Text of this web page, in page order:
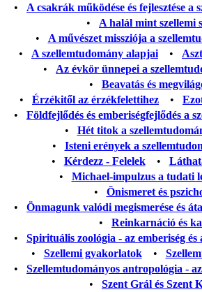
• A csakrák működése és fejlesztése a
• A halál mint szellemi
• A művészet missziója a
• A szellemtudomány alapjai •
• Az évkör ünnepei a
• Beavatás és
• Érzékitől az érzékfelettihez •
• Földfejlődés és emberiségfejlődés a
• Hét titok a
• Isteni erények a
• Kérdezz - Felelek•
• Michael-impulzus a tudati
• Önismeret és
• Önmagunk valódi megismerése és
• Reinkarnáció és
• Spirituális zoológia - az emberiség
• Szellemi gyakorlatok•
• Szellemtudományos antropológia -
• Szent Grál és Szent